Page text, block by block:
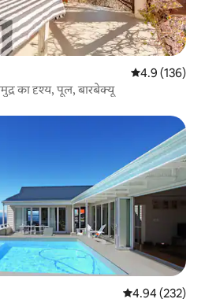
औसत रेटिंग 5 में
4.9 (136)
का दृश्य, पूल, बारबेक्यू
औसत रेटिंग 5 में से
4.94 (232)